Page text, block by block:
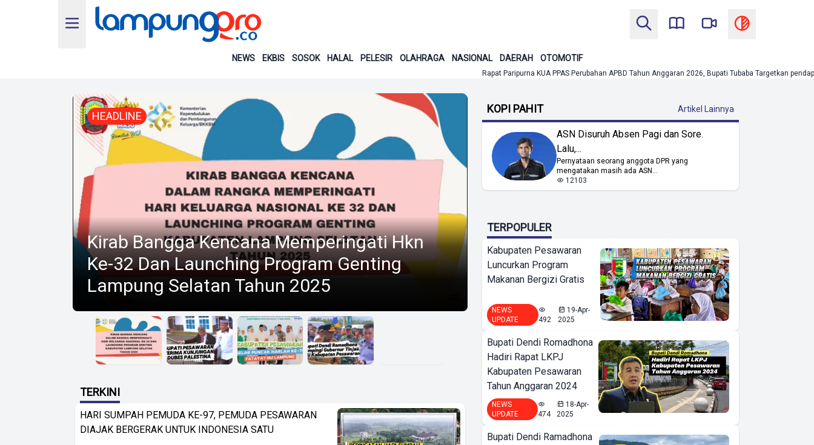
NEWS EKBIS SOSOK HALAL PELESIR OLAHRAGA NASIONAL DAERAH OTOMOTIF
Rapat Paripurna KUA PPAS Perubahan APBD Tahun Anggaran 2026, Bupati Tubaba Targetkan pendapatan Daerah
HEADLINE
Kirab Bangga Kencana Memperingati Hkn
Ke-32 Dan Launching Program Genting
Lampung Selatan Tahun 2025
TERKINI
HARI SUMPAH PEMUDA KE-97, PEMUDA PESAWARAN
DIAJAK BERGERAK UNTUK INDONESIA SATU
KOPI PAHIT Artikel Lainnya
ASN Disuruh Absen Pagi dan Sore.
Lalu,...
Pernyataan seorang anggota DPR yang
mengatakan masih ada ASN...
12103
TERPOPULER
Kabupaten Pesawaran
Luncurkan Program
Makanan Bergizi Gratis
NEWS
UPDATE
492
19-Apr-
2025
Bupati Dendi Romadhona
Hadiri Rapat LKPJ
Kabupaten Pesawaran
Tahun Anggaran 2024
NEWS
UPDATE
474
18-Apr-
2025
Bupati Dendi Ramadhona